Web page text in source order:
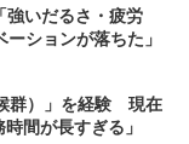
いだるさ・疲労
ションが落ちた」
群）」を経験 現在
時間が長すぎる」